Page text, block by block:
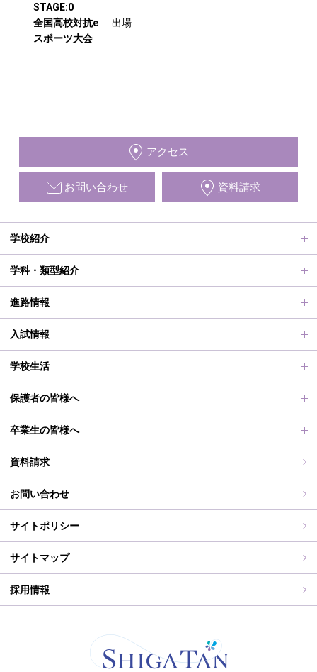
STAGE:0
全国高校対抗e
スポーツ大会
出場
アクセス
お問い合わせ 資料請求
学校紹介
ごあいさつ、沿革
動画で見る学校案内、SUMIRE100-Fes
施設紹介
アクセス
め対策基本方針
学科・類型紹介
普通科Ⅱ類
普通科Ⅰ類
滋賀短での学び
進路情報
進路サポート
合格者メッセージ
進路実績
滋賀短期大学への推薦制度
入試情報
オープンスクール
オープンスクールレポート
2026年度（令和8年度）募集概要
過去の入試問題
学校生活
部活動、生徒会行事
制服紹介
海外研修旅行
学校行事
保護者の皆様へ
保護者の皆様へ
PT通信
卒業生の皆様へ
各種証明書交付について
同窓会事務局よりお知らせ
同窓会報（すみれ）、すみれweb
ご住所変更
資料請求
お問い合わせ
サイトポリシー
サイトマップ
採用情報